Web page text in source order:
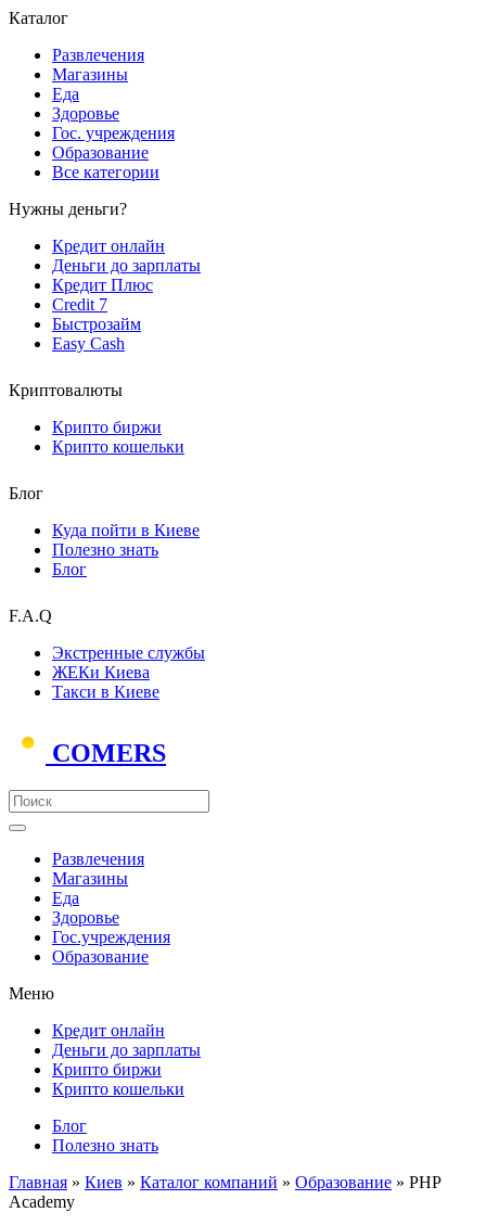
Каталог
Развлечения
Магазины
Еда
Здоровье
Гос. учреждения
Образование
Все категории
Нужны деньги?
Кредит онлайн
Деньги до зарплаты
Кредит Плюс
Credit 7
Быстрозайм
Easy Cash
Криптовалюты
Крипто биржи
Крипто кошельки
Блог
Куда пойти в Киеве
Полезно знать
Блог
F.A.Q
Экстренные службы
ЖЕКи Киева
Такси в Киеве
COMERS
Развлечения
Магазины
Еда
Здоровье
Гос.учреждения
Образование
Меню
Кредит онлайн
Деньги до зарплаты
Крипто биржи
Крипто кошельки
Блог
Полезно знать
Главная » Киев » Каталог компаний » Образование » PHP
Academy